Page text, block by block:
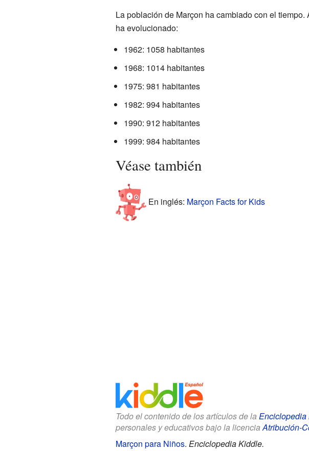
La población de Marçon ha cambiado con el tiempo.
ha evolucionado:
1962: 1058 habitantes
1968: 1014 habitantes
1975: 981 habitantes
1982: 994 habitantes
1990: 912 habitantes
1999: 984 habitantes
Véase también
En inglés: Marçon Facts for Kids
Todo el contenido de los artículos de la Enciclopedia
personales y educativos bajo la licenciaAtribución-
Marçon para Niños. Enciclopedia Kiddle.